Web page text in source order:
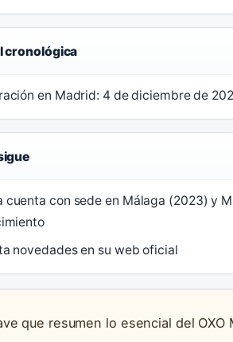
cronológica
en Madrid: 4 de diciembre de
cuenta con sede en Málaga (2023) y
novedades en su web oficial
que resumen lo esencial del OXO